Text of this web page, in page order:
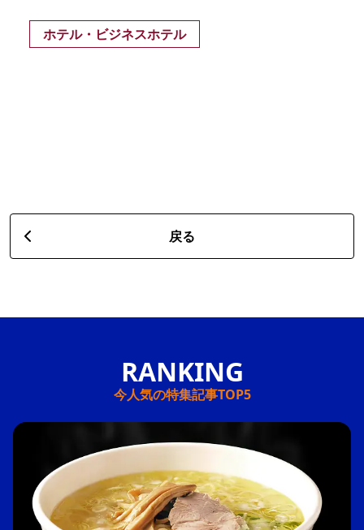
ホテル・ビジネスホテル
戻る
今人気の特集記事TOP5